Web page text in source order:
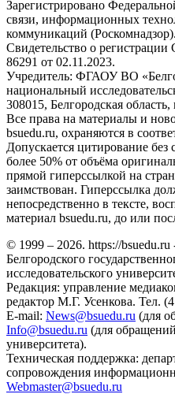
Зарегистрировано
связи, информационных
коммуникаций (Роскомнадзор).
Свидетельство о
86291 от 02.11.2023.
Учредитель: ФГАОУ ВО
национальный
308015, Белгородская
Все права на материалы и
bsuedu.ru, охраняются в
Допускается цитирование без
более 50% от объёма
прямой гиперссылкой на
заимствован. Гиперссылка
непосредственно в тексте,
материал bsuedu.ru, до или
© 1999 – 2026. https://
Белгородского
исследовательского
Редакция: управление
редактор М.Г. Усенкова. Тел.
E-mail: News@bsuedu.ru (для
Info@bsuedu.ru (для
университета).
Техническая поддержка:
сопровождения
Webmaster@bsuedu.ru